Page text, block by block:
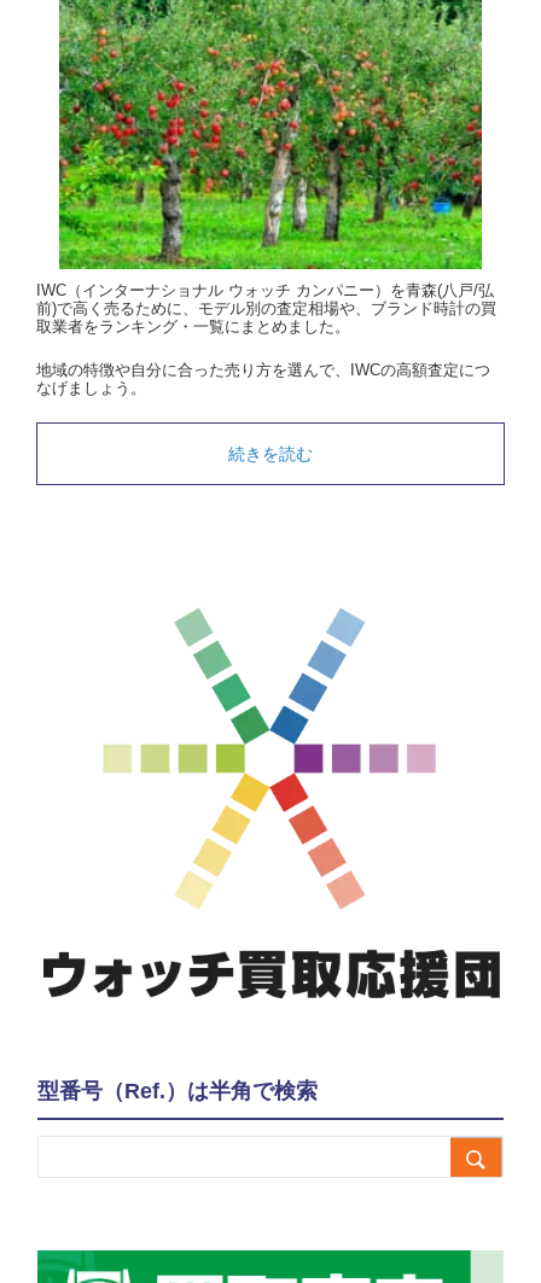
IWC（インターナショナル ウォッチ カンパニー）を青森(八戸/弘
前)で高く売るために、モデル別の査定相場や、ブランド時計の買
取業者をランキング・一覧にまとめました。
地域の特徴や自分に合った売り方を選んで、IWCの高額査定につ
なげましょう。
続きを読む
型番号（Ref.）は半角で検索
